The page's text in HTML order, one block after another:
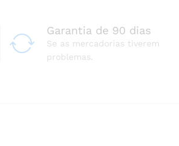
Garantia de 90 dias
Se as mercadorias tiverem
problemas.